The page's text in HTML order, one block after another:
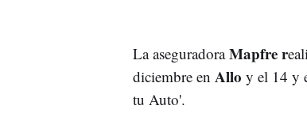
La aseguradoraMapfre r
diciembre en Allo y el 14 y
tu Auto'.